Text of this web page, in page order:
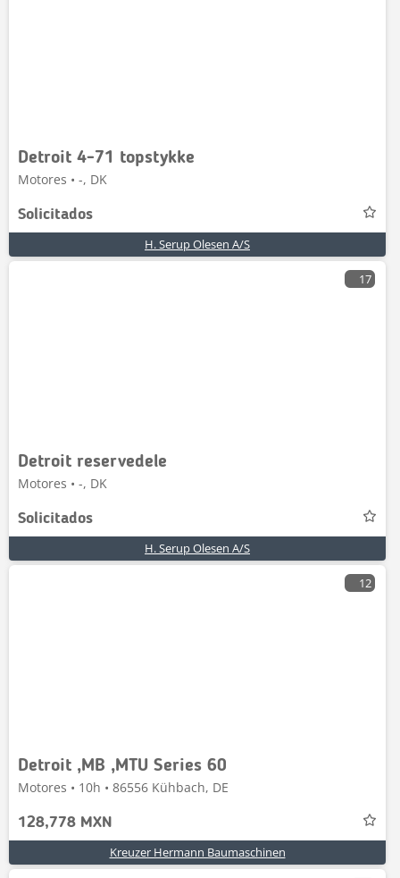
Detroit 4-71 topstykke
Motores • -, DK
Solicitados
H. Serup Olesen A/S
17
Detroit reservedele
Motores • -, DK
Solicitados
H. Serup Olesen A/S
12
Detroit ,MB ,MTU Series 60
Motores • 10h • 86556 Kühbach, DE
128,778 MXN
Kreuzer Hermann Baumaschinen